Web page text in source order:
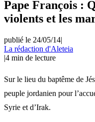
Pape François :
violents et les
publié le 24/05/14|
La rédaction d'Aleteia
|4 min de lecture
Sur le lieu du baptême de
peuple jordanien pour
Syrie et d’Irak.